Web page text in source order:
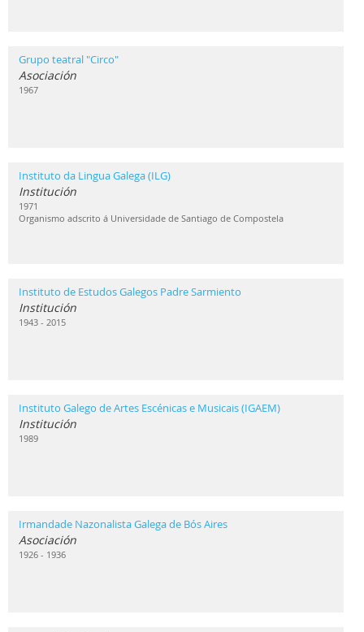
Grupo teatral "Circo"
Asociación
1967
Instituto da Lingua Galega (ILG)
Institución
1971
Organismo adscrito á Universidade de Santiago de Compostela
Instituto de Estudos Galegos Padre Sarmiento
Institución
1943 - 2015
Instituto Galego de Artes Escénicas e Musicais (IGAEM)
Institución
1989
Irmandade Nazonalista Galega de Bós Aires
Asociación
1926 - 1936